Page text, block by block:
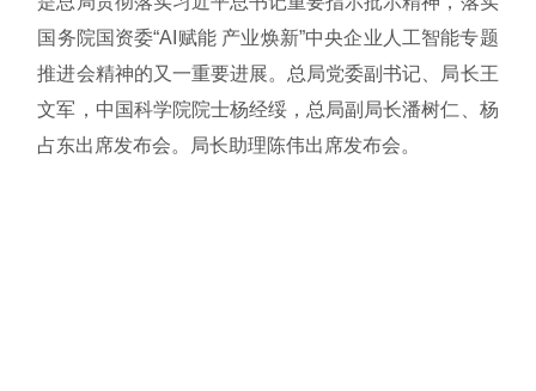
国务院国资委“AI赋能 产业焕新”中央企业人工智能专题
推进会精神的又一重要进展。总局党委副书记、局长王
文军，中国科学院院士杨经绥，总局副局长潘树仁、杨
占东出席发布会。局长助理陈伟出席发布会。